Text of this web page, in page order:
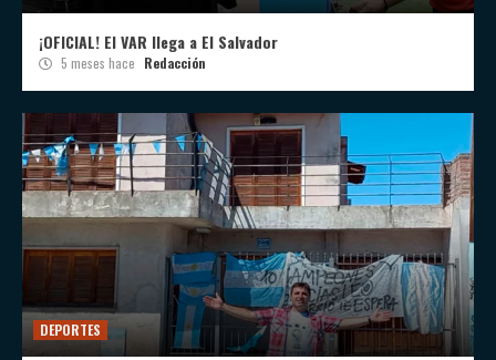
¡OFICIAL! El VAR llega a El Salvador
5 meses hace Redacción
DEPORTES